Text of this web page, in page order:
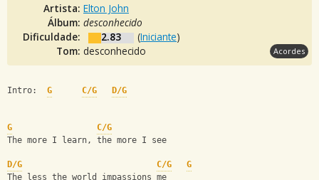
Artista: Elton John
Álbum: desconhecido
Dificuldade:
2.83 (Iniciante)
Tom: desconhecido Acordes
Intro: G C/G D/G
G
C/G
The more I learn, the more I see
D/G C/G
G
The less the world impassions me